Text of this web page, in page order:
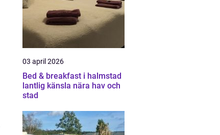
03 april 2026
Bed & breakfast i halmstad
lantlig känsla nära hav och
stad